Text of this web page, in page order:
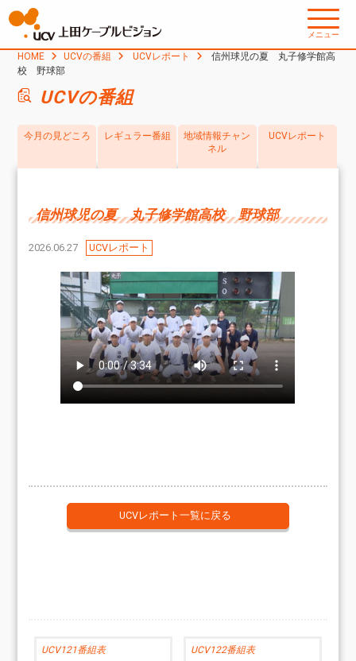
メニュー
HOME UCVの番組 UCVレポート
信州球児の夏 丸子修学館高
校 野球部
UCVの番組
今月の見どころ レギュラー番組
地域情報チャン
ネル
UCVレポート
信州球児の夏 丸子修学館高校 野球部
2026.06.27 UCVレポート
UCVレポート一覧に戻る
UCV121番組表 UCV122番組表